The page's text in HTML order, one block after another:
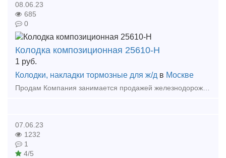
08.06.23
685
0
Колодка композиционная 25610-Н
1 руб.
Колодки, накладки тормозные для ж/д в Москве
07.06.23
1232
1
4/5